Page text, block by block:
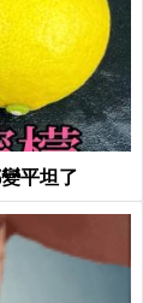
平坦了